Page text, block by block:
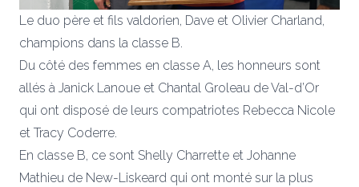
Le duo père et fils valdorien, Dave et Olivier Charland,
champions dans la classe B.
Du côté des femmes en classe A, les honneurs sont
allés à Janick Lanoue et Chantal Groleau de Val-d’Or
qui ont disposé de leurs compatriotes Rebecca Nicole
et Tracy Coderre.
En classe B, ce sont Shelly Charrette et Johanne
Mathieu de New-Liskeard qui ont monté sur la plus